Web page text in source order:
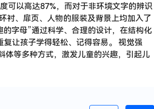
可以高达87%，而对于非环境文字的辨识
衬、扉页、人物的服装及背景上均加入了
字母”通过科学、合理的设计，在结构化
让孩子学得轻松、记得容易。 视觉强
体等多种方式，激发儿童的兴趣，引起儿